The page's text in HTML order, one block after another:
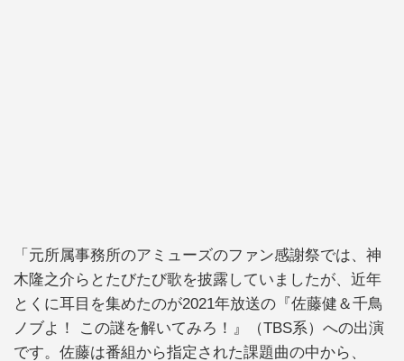
「元所属事務所のアミューズのファン感謝祭では、神
木隆之介らとたびたび歌を披露していましたが、近年
とくに耳目を集めたのが2021年放送の『佐藤健＆千鳥
ノブよ！ この謎を解いてみろ！』（TBS系）への出演
です。佐藤は番組から指定された課題曲の中から、